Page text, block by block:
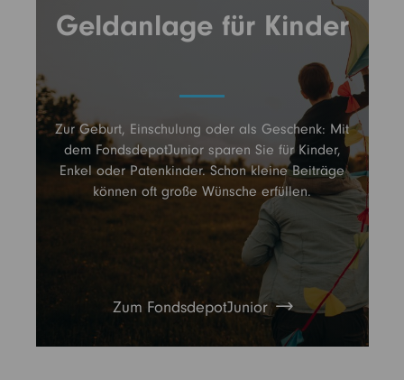
Geldanlage für Kinder
Zur Geburt, Einschulung oder als Geschenk: Mit
dem FondsdepotJunior sparen Sie für Kinder,
Enkel oder Patenkinder. Schon kleine Beiträge
können oft große Wünsche erfüllen.
Zum FondsdepotJunior